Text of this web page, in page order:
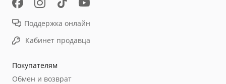
Покупателям
Обмен и возврат
Поддержка онлайн
Кабинет продавца